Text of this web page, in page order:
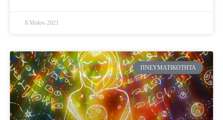
8 Μαΐου 2021
ΠΝΕΥΜΑΤΙΚΌΤΗΤΑ